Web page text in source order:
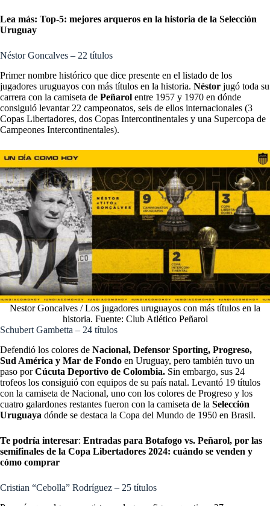
Lea más: Top-5: mejores arqueros en la historia de la Selección
Uruguay
Néstor Goncalves – 22 títulos
Primer nombre histórico que dice presente en el listado de los
jugadores uruguayos con más títulos en la historia. Néstor jugó toda su
carrera con la camiseta de Peñarol entre 1957 y 1970 en dónde
consiguió levantar 22 campeonatos, seis de ellos internacionales (3
Copas Libertadores, dos Copas Intercontinentales y una Supercopa de
Campeones Intercontinentales).
Nestor Goncalves / Los jugadores uruguayos con más títulos en la
historia. Fuente: Club Atlético Peñarol
Schubert Gambetta – 24 títulos
Defendió los colores de Nacional, Defensor Sporting, Progreso,
Sud América y Mar de Fondo en Uruguay, pero también tuvo un
paso porCúcuta Deportivo de Colombia. Sin embargo, sus 24
trofeos los consiguió con equipos de su país natal. Levantó 19 títulos
con la camiseta de Nacional, uno con los colores de Progreso y los
cuatro galardones restantes fueron con la camiseta de la Selección
Uruguaya dónde se destaca la Copa del Mundo de 1950 en Brasil.
Te podría interesar: Entradas para Botafogo vs. Peñarol, por las
semifinales de la Copa Libertadores 2024: cuándo se venden y
cómo comprar
Cristian “Cebolla” Rodríguez – 25 títulos